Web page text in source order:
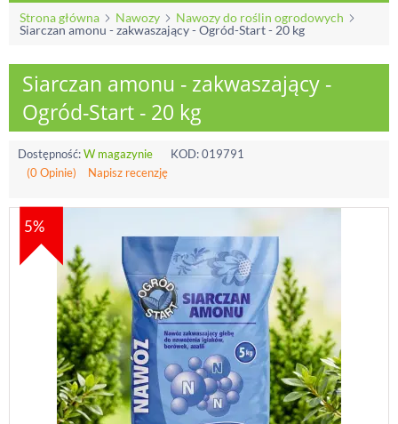
Strona główna Nawozy
Nawozy do roślin ogrodowych
Siarczan amonu - zakwaszający - Ogród-Start - 20 kg
Siarczan amonu - zakwaszający -
Ogród-Start - 20 kg
Dostępność:W magazynie KOD:019791
(0 Opinie)
Napisz recenzję
5%